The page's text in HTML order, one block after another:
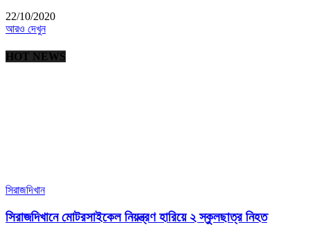
22/10/2020
আরও দেখুন
HOT NEWS
সিরাজদিখান
সিরাজদিখানে মোটরসাইকেল নিয়ন্ত্রণ হারিয়ে ২ স্কুলছাত্র নিহত